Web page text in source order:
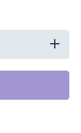
Verhoog
voor